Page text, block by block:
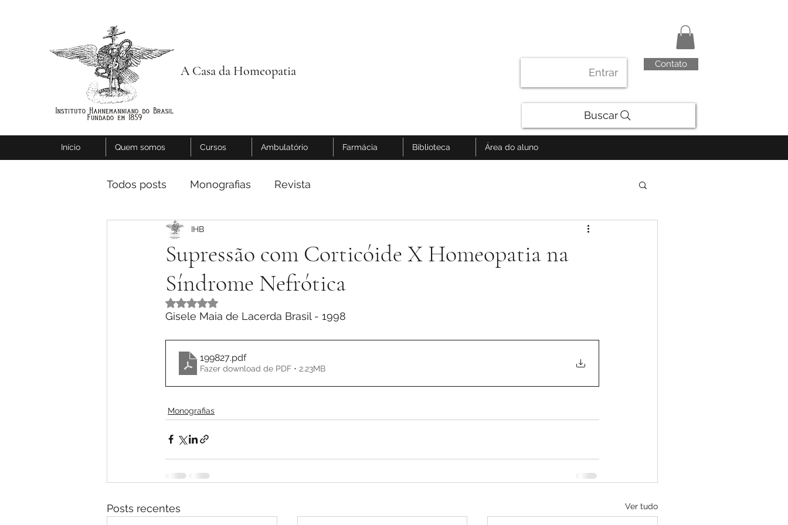
A Casa da Homeopatia Entrar
Contato
Buscar
Início Quem somos Cursos Ambulatório Farmácia Biblioteca Área do aluno
Todos posts Monografias Revista
Supressão com Corticóide X Homeopatia na
Síndrome Nefrótica
IHB
Avaliado com NaN de 5 estrelas.
Gisele Maia de Lacerda Brasil - 1998
199827.pdf
Fazer download de PDF • 2.23MB
Monografias
Posts recentes Ver tudo